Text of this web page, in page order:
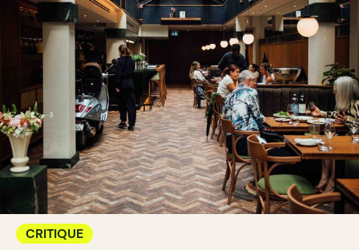
CRITIQUE